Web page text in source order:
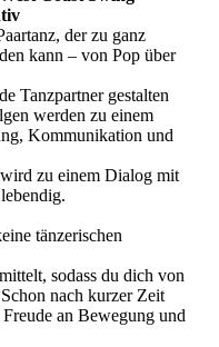
der zu ganz
kann – von Pop über
Tanzpartner gestalten
werden zu einem
Kommunikation und
zu einem Dialog mit
tänzerischen
sodass du dich von
nach kurzer Zeit
an Bewegung und